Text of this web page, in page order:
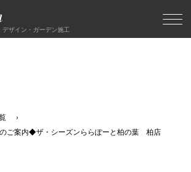
ザイン・ガーデン施工
ご案内◆ザ・シーズンららぽーと柏の葉 柏店